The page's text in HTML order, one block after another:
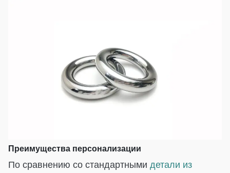
Преимущества персонализации
По сравнению со стандартными детали из